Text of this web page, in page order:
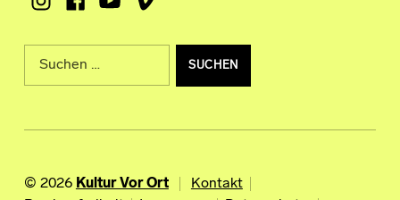
Suche nach:
© 2026 Kultur Vor Ort
Kontakt